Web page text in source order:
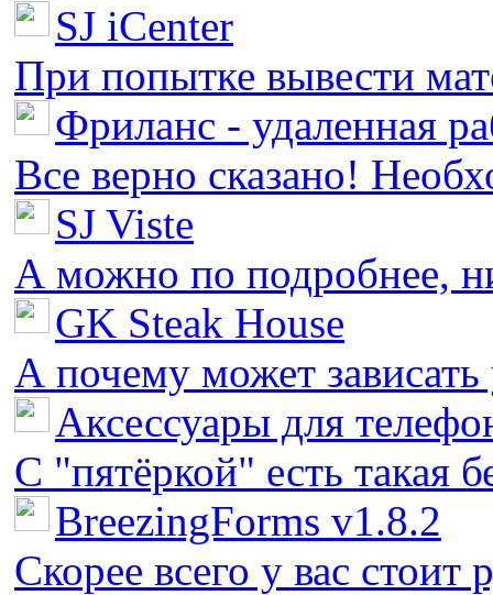
SJ iCenter
При попытке вывести
Фриланс - удаленная
Все верно сказано!
SJ Viste
А можно по подробнее,
GK Steak House
А почему может зависать
Аксессуары для
С "пятёркой" есть такая
BreezingForms v1.8.2
Скорее всего у вас стоит